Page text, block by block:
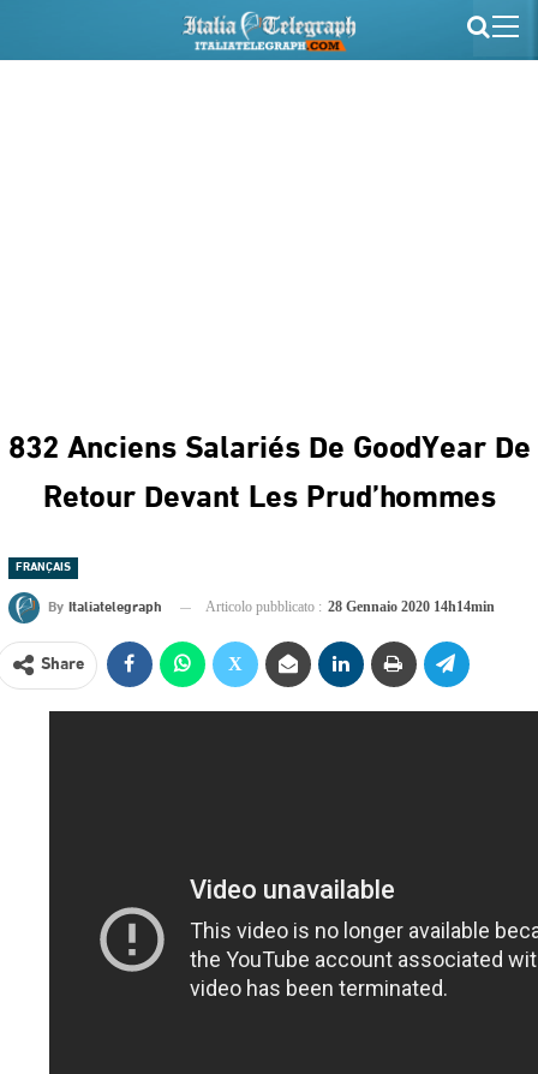
832 Anciens Salariés De GoodYear De
Retour Devant Les Prud’hommes
FRANÇAIS
By Italiatelegraph Articolo pubblicato : 28 Gennaio 2020 14h14min
Share